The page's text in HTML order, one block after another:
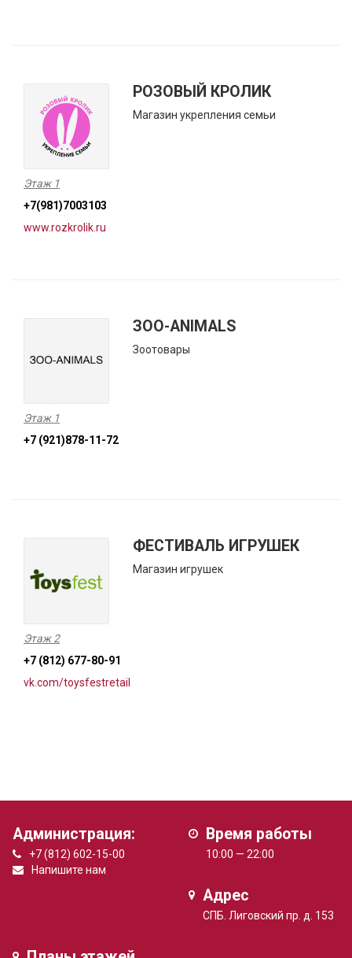
РОЗОВЫЙ КРОЛИК
Магазин укрепления семьи
Этаж 1
+7(981)7003103
www.rozkrolik.ru
ЗОО-ANIMALS
Зоотовары
Этаж 1
+7 (921)878-11-72
ФЕСТИВАЛЬ ИГРУШЕК
Магазин игрушек
Этаж 2
+7 (812) 677-80-91
vk.com/toysfestretail
Администрация:
+7 (812) 602-15-00
Напишите нам
Время работы
10:00 — 22:00
Адрес
СПБ. Лиговский пр. д. 153